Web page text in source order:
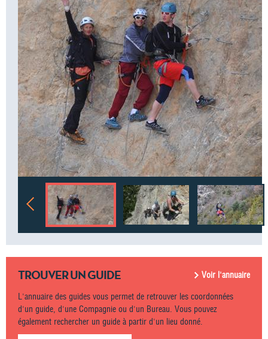
TROUVER UN GUIDE
Voir l'annuaire
L'annuaire des guides vous permet de retrouver les coordonnées
d'un guide, d'une Compagnie ou d'un Bureau. Vous pouvez
également rechercher un guide à partir d'un lieu donné.